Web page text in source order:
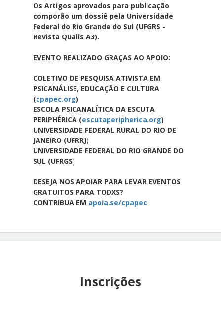
Os Artigos aprovados para publicação
comporão um dossiê pela Universidade
Federal do Rio Grande do Sul (UFGRS -
Revista Qualis A3).
EVENTO REALIZADO GRAÇAS AO APOIO:
COLETIVO DE PESQUISA ATIVISTA EM
PSICANÁLISE, EDUCAÇÃO E CULTURA
(cpapec.org)
ESCOLA PSICANALÍTICA DA ESCUTA
PERIPHÉRICA (escutaperipherica.org)
UNIVERSIDADE FEDERAL RURAL DO RIO DE
JANEIRO (UFRRJ)
UNIVERSIDADE FEDERAL DO RIO GRANDE DO
SUL (UFRGS)
DESEJA NOS APOIAR PARA LEVAR EVENTOS
GRATUITOS PARA TODXS?
CONTRIBUA EM apoia.se/cpapec
Inscrições